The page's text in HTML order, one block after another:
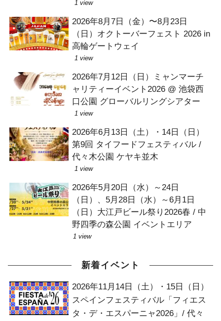
1 view
2026年8月7日（金）〜8月23日
（日）オクトーバーフェスト 2026 in
高輪ゲートウェイ
1 view
2026年7月12日（日）ミャンマーチ
ャリティーイベント2026 @ 池袋西
口公園 グローバルリングシアター
1 view
2026年6月13日（土）・14日（日）
第9回 タイフードフェスティバル /
代々木公園 ケヤキ並木
1 view
2026年5月20日（水）～24日
（日）、5月28日（水）～6月1日
（日）大江戸ビール祭り2026春 / 中
野四季の森公園 イベントエリア
1 view
新着イベント
2026年11月14日（土）・15日（日）
スペインフェスティバル「フィエス
タ・デ・エスパーニャ2026」/ 代々